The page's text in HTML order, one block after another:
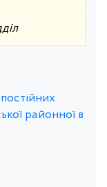
районної в